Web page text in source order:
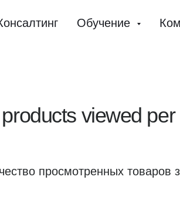
Обучение
viewed
просмотренных товаров